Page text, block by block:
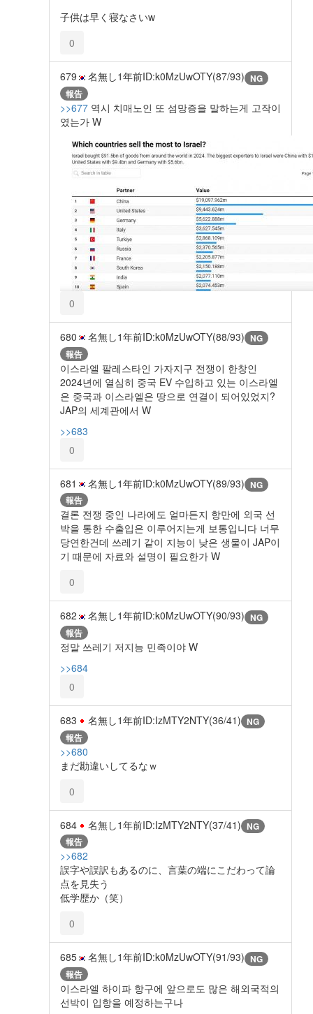
子供は早く寝なさいw
0
679 名無し1年前ID:k0MzUwOTY(87/93) NG
報告
>>677 역시 치매노인 또 섬망증을 말하는게 고작이
였는가 W
0
680 名無し1年前ID:k0MzUwOTY(88/93) NG
報告
이스라엘 팔레스타인 가자지구 전쟁이 한창인
2024년에 열심히 중국 EV 수입하고 있는 이스라엘
은 중국과 이스라엘은 땅으로 연결이 되어있었지?
JAP의 세계관에서 W
>>683
0
681 名無し1年前ID:k0MzUwOTY(89/93) NG
報告
결론 전쟁 중인 나라에도 얼마든지 항만에 외국 선
박을 통한 수출입은 이루어지는게 보통입니다 너무
당연한건데 쓰레기 같이 지능이 낮은 생물이 JAP이
기 때문에 자료와 설명이 필요한가 W
0
682 名無し1年前ID:k0MzUwOTY(90/93) NG
報告
정말 쓰레기 저지능 민족이야 W
>>684
0
683 名無し1年前ID:IzMTY2NTY(36/41) NG
報告
>>680
まだ勘違いしてるなｗ
0
684 名無し1年前ID:IzMTY2NTY(37/41) NG
報告
>>682
誤字や誤訳もあるのに、言葉の端にこだわって論
点を見失う
低学歴か（笑）
0
685 名無し1年前ID:k0MzUwOTY(91/93) NG
報告
이스라엘 하이파 항구에 앞으로도 많은 해외국적의
선박이 입항을 예정하는구나